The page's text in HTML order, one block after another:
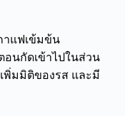
าแฟเข้มข้น
อนกัดเข้าไปในส่วน
พิ่มมิติของรส และมี